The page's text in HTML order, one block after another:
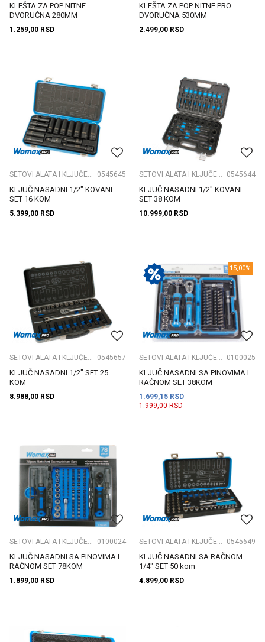
KLEŠTA ZA POP NITNE
DVORUČNA 280MM
1.259,00 RSD
KLEŠTA ZA POP NITNE PRO
DVORUČNA 530MM
2.499,00 RSD
0545645
KLJUČ NASADNI 1/2" KOVANI
SET 16 KOM
5.399,00 RSD
0545644
KLJUČ NASADNI 1/2" KOVANI
SET 38 KOM
10.999,00 RSD
SETOVI ALATA I KLJUČEVA 0545657
KLJUČ NASADNI 1/2" SET 25
KOM
8.988,00 RSD
15,00%
SETOVI ALATA I KLJUČEVA 0100025
KLJUČ NASADNI SA PINOVIMA I
RAČNOM SET 38KOM
1.699,15 RSD
1.999,00RSD
SETOVI ALATA I KLJUČEVA 0100024
KLJUČ NASADNI SA PINOVIMA I
RAČNOM SET 78KOM
1.899,00 RSD
SETOVI ALATA I KLJUČEVA 0545649
KLJUČ NASADNI SA RAČNOM
1/4" SET 50 kom
4.899,00 RSD